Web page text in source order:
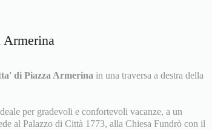
Armerina
di Piazza Armerina in una traversa a destra della
per gradevoli e confortevoli vacanze, a un
al Palazzo di Città 1773, alla Chiesa Fundrò con il